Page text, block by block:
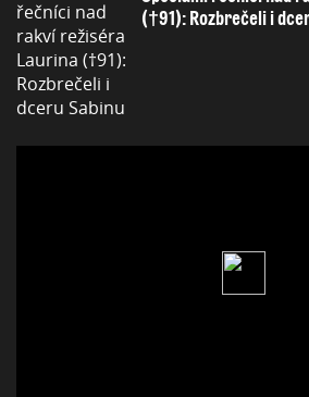
(†91): Rozbrečeli i